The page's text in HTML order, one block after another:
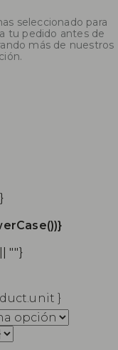
seleccionado para
tu pedido antes de
más de nuestros
""}
}